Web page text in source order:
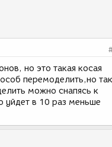
но это такая косая
перемоделить,но так
можно снапясь к
уйдет в 10 раз меньше